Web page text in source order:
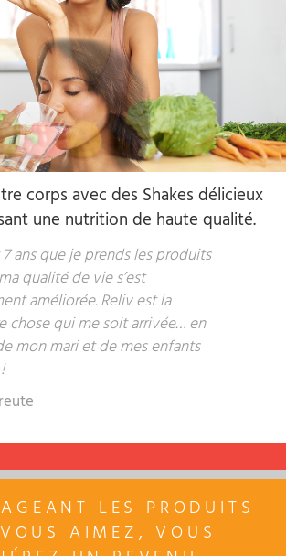
corps avec des Shakes délicieux
une nutrition de haute qualité.
ans que je prends les produits
qualité de vie s’est
améliorée. Reliv est la
chose qui me soit arrivée… en
mon mari et de mes enfants
LES PRODUITS
AIMEZ, VOUS